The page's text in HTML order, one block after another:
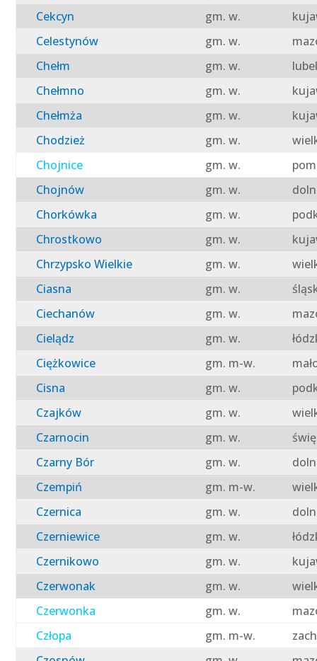
Cekcyn
gm. w.
Celestynów
gm. w.
Chełm
gm. w.
Chełmno
gm. w.
Chełmża
gm. w.
Chodzież
gm. w.
Chojnice
gm. w.
Chojnów
gm. w.
Chorkówka
gm. w.
Chrostkowo
gm. w.
Chrzypsko Wielkie
gm. w.
Ciasna
gm. w.
Ciechanów
gm. w.
Cielądz
gm. w.
Ciężkowice
gm. m-w.
Cisna
gm. w.
Czajków
gm. w.
Czarnocin
gm. w.
Czarny Bór
gm. w.
Czempiń
gm. m-w.
Czernica
gm. w.
Czerniewice
gm. w.
Czernikowo
gm. w.
Czerwonak
gm. w.
Czerwonka
gm. w.
Człopa
gm. m-w.